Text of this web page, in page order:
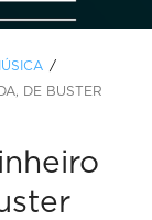
DE BUSTER